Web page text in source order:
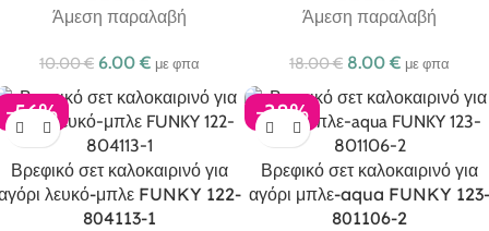
Άμεση παραλαβή
10.00€ 6.00 € με φπα
Άμεση παραλαβή
18.00€ 8.00 € με φπα
-56%
Βρεφικό σετ καλοκαιρινό για
λευκό-μπλε FUNKY 122-
804113-1
-38%
Βρεφικό σετ καλοκαιρινό για
αγόρι μπλε-aqua FUNKY 123-
801106-2